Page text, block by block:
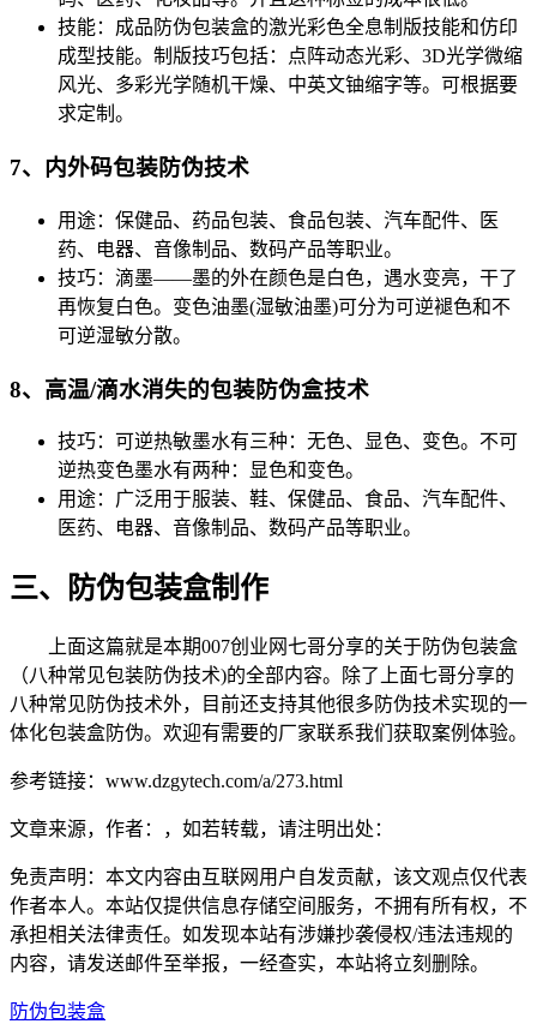
技能：成品防伪包装盒的激光彩色全息制版技能和仿印
成型技能。制版技巧包括：点阵动态光彩、3D光学微缩
风光、多彩光学随机干燥、中英文铀缩字等。可根据要
求定制。
7、内外码包装防伪技术
用途：保健品、药品包装、食品包装、汽车配件、医
药、电器、音像制品、数码产品等职业。
技巧：滴墨——墨的外在颜色是白色，遇水变亮，干了
再恢复白色。变色油墨(湿敏油墨)可分为可逆褪色和不
可逆湿敏分散。
8、高温/滴水消失的包装防伪盒技术
技巧：可逆热敏墨水有三种：无色、显色、变色。不可
逆热变色墨水有两种：显色和变色。
用途：广泛用于服装、鞋、保健品、食品、汽车配件、
医药、电器、音像制品、数码产品等职业。
三、防伪包装盒制作
上面这篇就是本期007创业网七哥分享的关于防伪包装盒
（八种常见包装防伪技术)的全部内容。除了上面七哥分享的
八种常见防伪技术外，目前还支持其他很多防伪技术实现的一
体化包装盒防伪。欢迎有需要的厂家联系我们获取案例体验。
参考链接：www.dzgytech.com/a/273.html
文章来源，作者：，如若转载，请注明出处：
免责声明：本文内容由互联网用户自发贡献，该文观点仅代表
作者本人。本站仅提供信息存储空间服务，不拥有所有权，不
承担相关法律责任。如发现本站有涉嫌抄袭侵权/违法违规的
内容，请发送邮件至举报，一经查实，本站将立刻删除。
防伪包装盒